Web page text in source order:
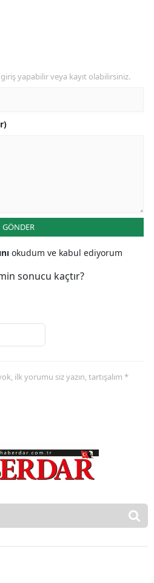
yapabilir veya kayıt olabilirsiniz.
GÖNDER
okudum ve kabul ediyorum
sonucu kaçtır?
ilk yorumu siz yazın, tartışalım *